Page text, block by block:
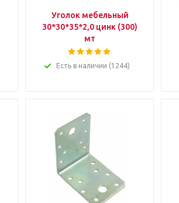
Уголок мебельный
30*30*35*2,0 цинк (300)
мт
Есть в наличии (1244)